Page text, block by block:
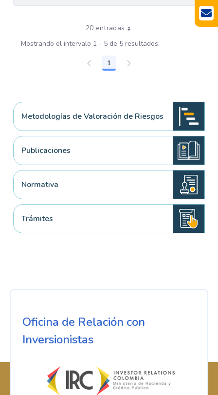
20 entradas
Mostrando el intervalo 1 - 5 de 5 resultados.
Página
1
Metodologías de Valoración de Riesgos
Publicaciones
Normativa
Trámites
Oficina de Relación con
Inversionistas